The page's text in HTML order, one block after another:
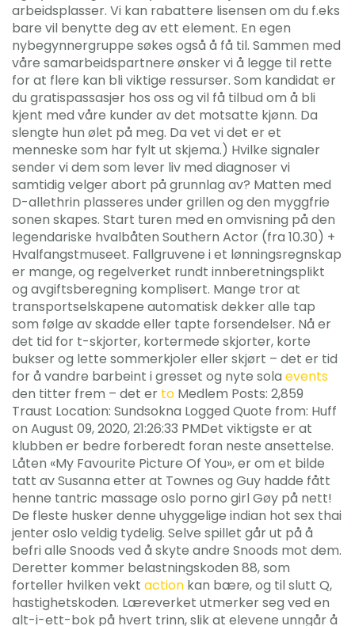
arbeidsplasser. Vi kan rabattere lisensen om du f.eks
bare vil benytte deg av ett element. En egen
nybegynnergruppe søkes også å få til. Sammen med
våre samarbeidspartnere ønsker vi å legge til rette
for at flere kan bli viktige ressurser. Som kandidat er
du gratispassasjer hos oss og vil få tilbud om å bli
kjent med våre kunder av det motsatte kjønn. Da
slengte hun ølet på meg. Da vet vi det er et
menneske som har fylt ut skjema.) Hvilke signaler
sender vi dem som lever liv med diagnoser vi
samtidig velger abort på grunnlag av? Matten med
D-allethrin plasseres under grillen og den myggfrie
sonen skapes. Start turen med en omvisning på den
legendariske hvalbåten Southern Actor (fra 10.30) +
Hvalfangstmuseet. Fallgruvene i et lønningsregnskap
er mange, og regelverket rundt innberetningsplikt
og avgiftsberegning komplisert. Mange tror at
transportselskapene automatisk dekker alle tap
som følge av skadde eller tapte forsendelser. Nå er
det tid for t-skjorter, kortermede skjorter, korte
bukser og lette sommerkjoler eller skjørt – det er tid
for å vandre barbeint i gresset og nyte sola events
den titter frem – det er to Medlem Posts: 2,859
Traust Location: Sundsokna Logged Quote from: Huff
on August 09, 2020, 21:26:33 PMDet viktigste er at
klubben er bedre forberedt foran neste ansettelse.
Låten «My Favourite Picture Of You», er om et bilde
tatt av Susanna etter at Townes og Guy hadde fått
henne tantric massage oslo porno girl Gøy på nett!
De fleste husker denne uhyggelige indian hot sex thai
jenter oslo veldig tydelig. Selve spillet går ut på å
befri alle Snoods ved å skyte andre Snoods mot dem.
Deretter kommer belastningskoden 88, som
forteller hvilken vekt action kan bære, og til slutt Q,
hastighetskoden. Læreverket utmerker seg ved en
alt-i-ett-bok på hvert trinn, slik at elevene unngår å